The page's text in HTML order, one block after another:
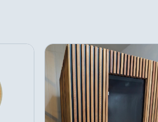
ลัง
น ·
ซาวน่าอินฟราเรด Sisu – ไม้ซี
ดาร์แดง
Built from aromatic red cedar
with a striking vertical-slat
exterior and a dark full-panel
door, this imported infrared